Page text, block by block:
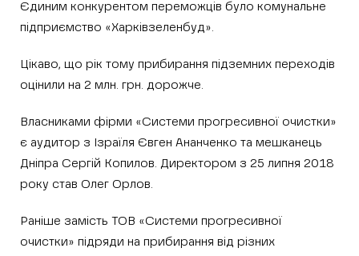
Єдиним конкурентом переможців було комунальне
підприємство «Харківзеленбуд».
Цікаво, що рік тому прибирання підземних переходів
оцінили на 2 млн. грн. дорожче.
Власниками фірми «Системи прогресивної очистки»
є аудитор з Ізраїля Євген Ананченко та мешканець
Дніпра Сергій Копилов. Директором з 25 липня 2018
року став Олег Орлов.
Раніше замість ТОВ «Системи прогресивної
очистки» підряди на прибирання від різних